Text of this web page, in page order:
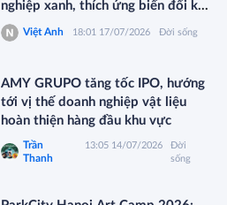
nghiệp xanh, thích ứng biến đổi khí
hậu
Việt Anh 18:01 17/07/2026 Đời sống
AMY GRUPO tăng tốc IPO, hướng
tới vị thế doanh nghiệp vật liệu
hoàn thiện hàng đầu khu vực
Trần
Thanh
13:05 14/07/2026
Đời
sống